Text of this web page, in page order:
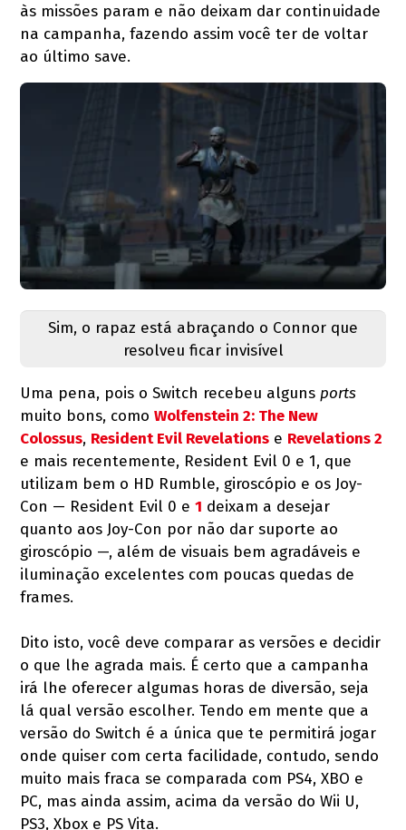
às missões param e não deixam dar continuidade
na campanha, fazendo assim você ter de voltar
ao último save.
Sim, o rapaz está abraçando o Connor que
resolveu ficar invisível
Uma pena, pois o Switch recebeu alguns ports
muito bons, comoWolfenstein 2: The New
Colossus, Resident Evil Revelations e Revelations 2
e mais recentemente, Resident Evil 0 e 1, que
utilizam bem o HD Rumble, giroscópio e os Joy-
Con — Resident Evil 0 e1 deixam a desejar
quanto aos Joy-Con por não dar suporte ao
giroscópio —, além de visuais bem agradáveis e
iluminação excelentes com poucas quedas de
frames.
Dito isto, você deve comparar as versões e decidir
o que lhe agrada mais. É certo que a campanha
irá lhe oferecer algumas horas de diversão, seja
lá qual versão escolher. Tendo em mente que a
versão do Switch é a única que te permitirá jogar
onde quiser com certa facilidade, contudo, sendo
muito mais fraca se comparada com PS4, XBO e
PC, mas ainda assim, acima da versão do Wii U,
PS3, Xbox e PS Vita.